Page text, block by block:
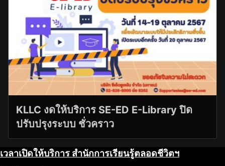
KLLC งดให้บริการ SE-ED E-Library ปิด
ปรับปรุงระบบ ชั่วคราว
เวลาเปิดให้บริการ สำนักการเรียนรู้ตลอดชีวิตฯ